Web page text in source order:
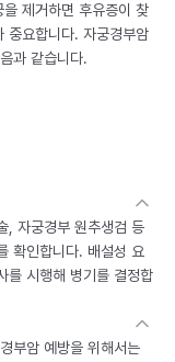
제거하면 후유증이 찾
중요합니다. 자궁경부암
과 같습니다.
, 자궁경부 원추생검 등
확인합니다. 배설성 요
를 시행해 병기를 결정합
부암 예방을 위해서는